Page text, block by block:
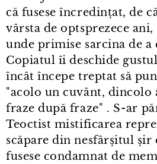
că fusese încredințat, de
vârsta de optsprezece
unde primise sarcina de a
Copiatul îi deschide
încât începe treptat să
"acolo un cuvânt, dincolo
fraze după fraze" . S⁠-⁠ar
Teoctist mistificarea
scăpare din nesfârșitul
fusese condamnat de